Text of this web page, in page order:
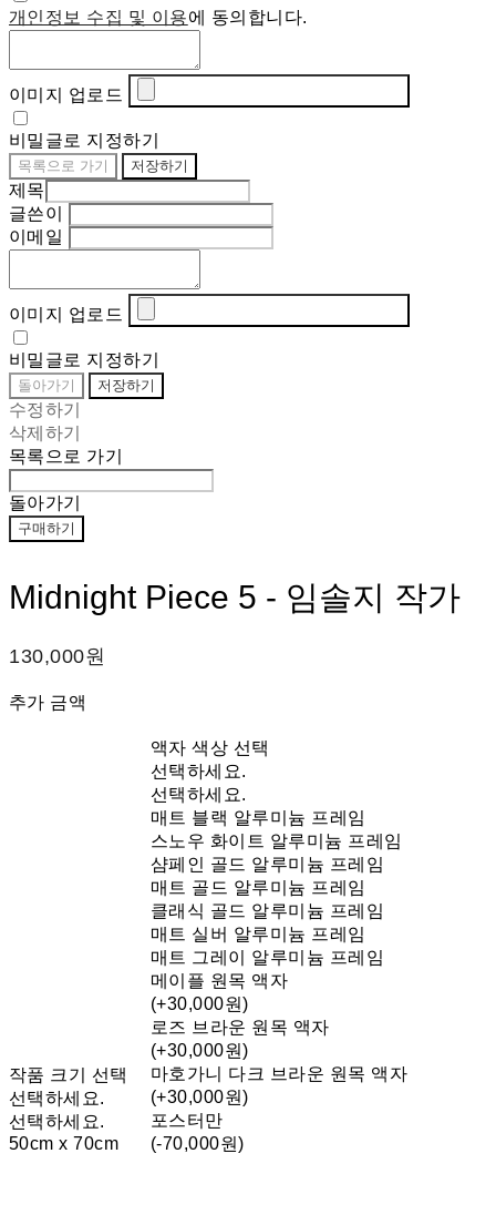
개인정보 수집 및 이용에 동의합니다.
이미지 업로드
비밀글로 지정하기
목록으로 가기 저장하기
제목
글쓴이
이메일
이미지 업로드
비밀글로 지정하기
돌아가기 저장하기
수정하기
삭제하기
목록으로 가기
돌아가기
구매하기
Midnight Piece 5 - 임솔지 작가
130,000원
추가 금액
작품 크기 선택
선택하세요.
선택하세요.
50cm x 70cm
액자 색상 선택
선택하세요.
선택하세요.
매트 블랙 알루미늄 프레임
스노우 화이트 알루미늄 프레임
샴페인 골드 알루미늄 프레임
매트 골드 알루미늄 프레임
클래식 골드 알루미늄 프레임
매트 실버 알루미늄 프레임
매트 그레이 알루미늄 프레임
메이플 원목 액자
(+30,000원)
로즈 브라운 원목 액자
(+30,000원)
마호가니 다크 브라운 원목 액자
(+30,000원)
포스터만
(-70,000원)